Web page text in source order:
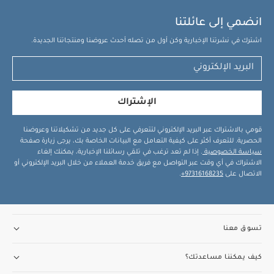
انضمي إلى عائلتنا
اشترك في نشرتنا الإخبارية وكن أول من تصله أحدث عروضنا ومنتجاتنا الجديدة.
الإشتراك
قومي بالاشتراك عبر البريد الإلكتروني لتتعرفي على كل جديد من تشكيلاتنا وعروضنا
الحصرية. للتعرف أكثر على كيفية التعامل مع البيانات الخاصة بك، يرجى زيارة صفحة
سياسة الخصوصية . إذا لم تعد ترغب في تلقي رسائلنا الإخبارية، يمكنك إلغاء
الاشتراك في أي وقت عبر التواصل مع فريق خدمة العملاء من خلال البريد الإلكتروني أو
الاتصال على 97316168235+
.
تسوق معنا
كيف يمكننا مساعدتك؟